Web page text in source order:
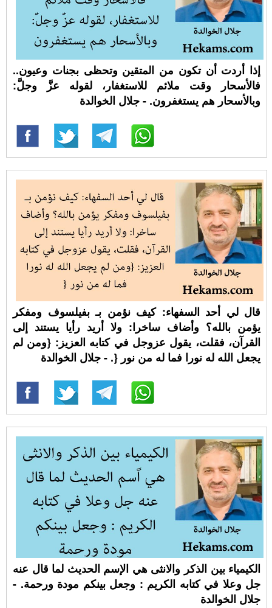
إذا أردت أن تكون من المتقين وتحظى بجنات وعيون..
فالأسحار وقت ملائم للاستغفار، لقوله عزَّ وجلَّ:
وبالأسحار هم يستغفرون. - جلال الخوالدة
قال لي أحد السفهاء: كيف نؤمن بـ بفيلسوف ومفكر
يؤمن بالله؟ وأضاف ساخرا: ولا أريد رأيا يستند إلى
القرآن، فقلت، يقول عزوجل في كتابه العزيز: {ومن لم
يجعل الله له نورا فما له من نور {. - جلال الخوالدة
الكيمياء بين الذكر والانثى هي اﻹسم الحديث لما قال عنه
جل وعلا في كتابه الكريم : وجعل بينكم مودة ورحمة. -
جلال الخوالدة